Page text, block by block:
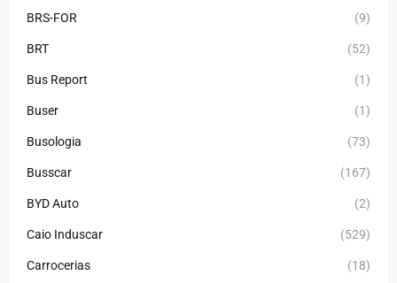
BRS-FOR (9)
BRT (52)
Bus Report (1)
Buser (1)
Busologia (73)
Busscar (167)
BYD Auto (2)
Caio Induscar (529)
Carrocerias (18)